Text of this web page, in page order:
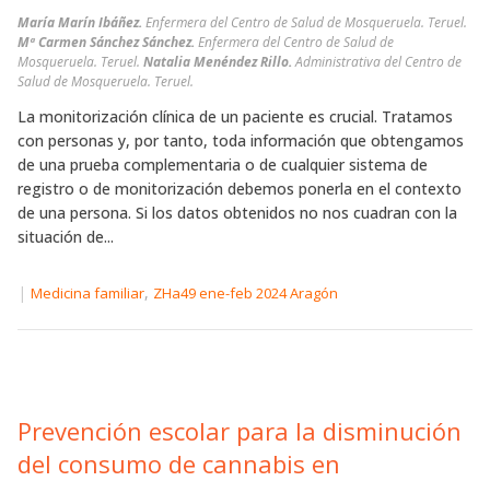
María Marín Ibáñez. Enfermera del Centro de Salud de Mosqueruela. Teruel.
Mª Carmen Sánchez Sánchez. Enfermera del Centro de Salud de
Mosqueruela. Teruel. Natalia Menéndez Rillo.Administrativa del Centro de
Salud de Mosqueruela. Teruel.
La monitorización clínica de un paciente es crucial. Tratamos
con personas y, por tanto, toda información que obtengamos
de una prueba complementaria o de cualquier sistema de
registro o de monitorización debemos ponerla en el contexto
de una persona. Si los datos obtenidos no nos cuadran con la
situación de...
| Medicina familiar, ZHa49 ene-feb 2024 Aragón
Prevención escolar para la disminución
del consumo de cannabis en